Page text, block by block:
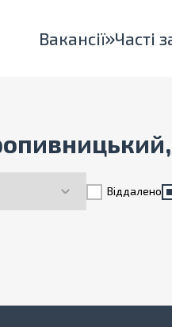
Вакансії Часті
Віддалено